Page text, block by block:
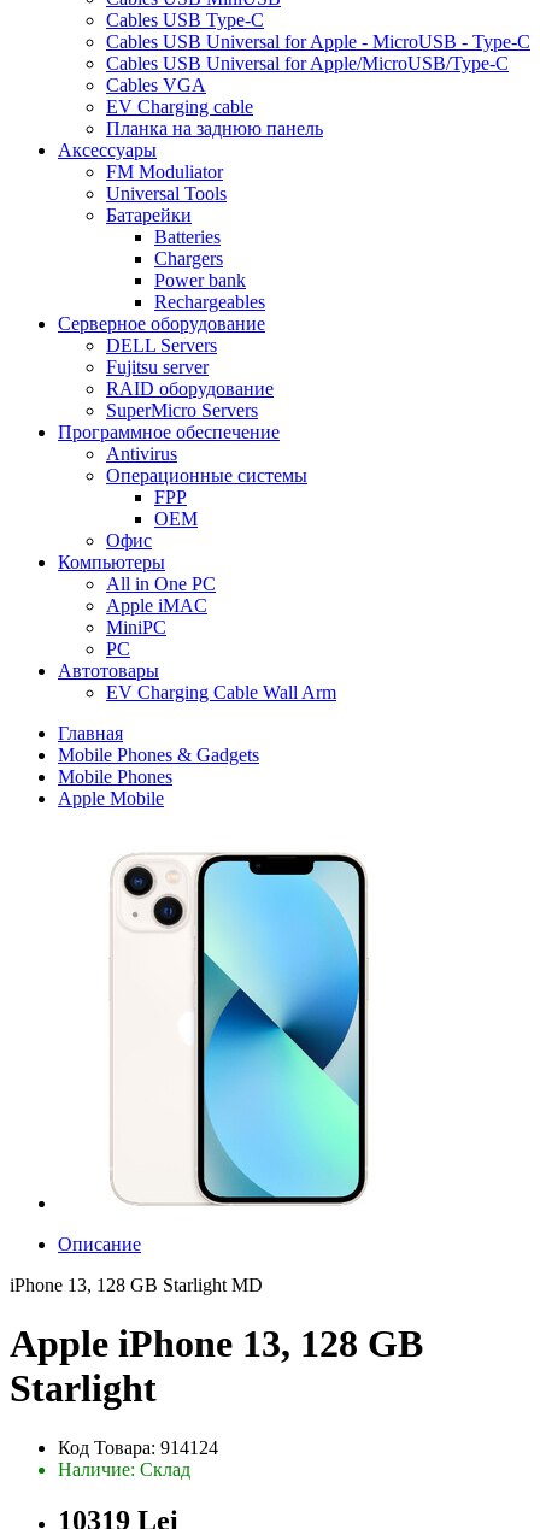
Cables USB Type-C
Cables USB Universal for Apple - MicroUSB - Type-C
Cables USB Universal for Apple/MicroUSB/Type-C
Cables VGA
EV Charging cable
Планка на заднюю панель
Аксессуары
FM Moduliator
Universal Tools
Батарейки
Batteries
Chargers
Power bank
Rechargeables
Серверное оборудование
DELL Servers
Fujitsu server
RAID оборудование
SuperMicro Servers
Программное обеспечение
Antivirus
Операционные системы
FPP
OEM
Офис
Компьютеры
All in One PC
Apple iMAC
MiniPC
PC
Автотовары
EV Charging Cable Wall Arm
Главная
Mobile Phones & Gadgets
Mobile Phones
Apple Mobile
Описание
iPhone 13, 128 GB Starlight MD
Apple iPhone 13, 128 GB
Starlight
Код Товара: 914124
Наличие: Склад
10319 Lei